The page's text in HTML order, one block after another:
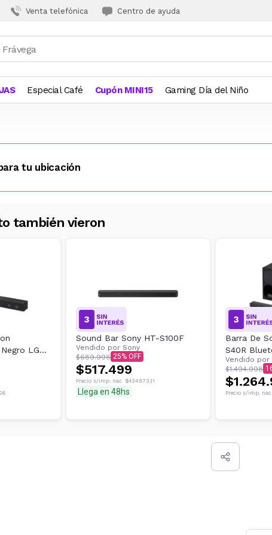
Venta telefónica Centro de ayuda
Especial Café Cupón MINI15 Gaming Día del Niño
tu ubicación
también vieron
LG
Sound Bar Sony HT-S100F
Vendido por Sony
$689.998 25
$517.499
Precio s/imp. nac. $434.873,11
Llega en 48hs
Barra De
S40R
Inalámbrico
Vendido por
$1.494.998
Precio s/imp. nac.